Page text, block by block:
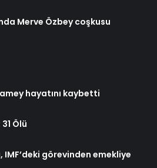
Merve Özbey coşkusu
hayatını kaybetti
Ölü
IMF’deki görevinden emekliye